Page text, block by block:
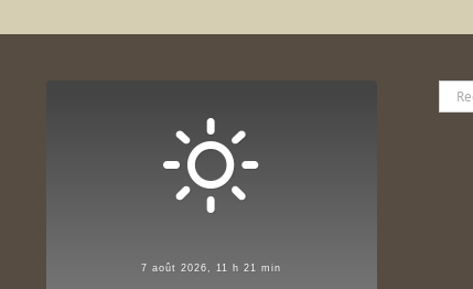
7 août 2026, 11 h 21 min